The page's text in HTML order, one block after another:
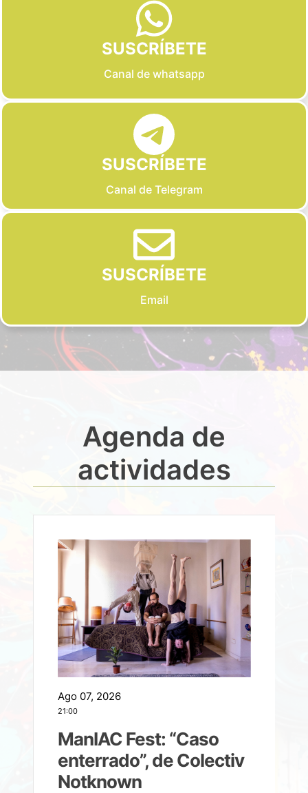
SUSCRÍBETE
Canal de whatsapp
SUSCRÍBETE
Canal de Telegram
SUSCRÍBETE
Email
Agenda de
actividades
Ago 07, 2026
21:00
ManIAC Fest: “Caso
enterrado”, de Colectiv
Notknown